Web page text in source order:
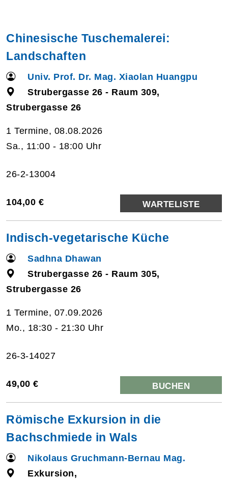
Chinesische Tuschemalerei:
Landschaften
Univ. Prof. Dr. Mag. Xiaolan Huangpu
Strubergasse 26 - Raum 309,
Strubergasse 26
1 Termine, 08.08.2026
Sa., 11:00 - 18:00 Uhr
26-2-13004
104,00 € WARTELISTE
Indisch-vegetarische Küche
Sadhna Dhawan
Strubergasse 26 - Raum 305,
Strubergasse 26
1 Termine, 07.09.2026
Mo., 18:30 - 21:30 Uhr
26-3-14027
49,00 € BUCHEN
Römische Exkursion in die
Bachschmiede in Wals
Nikolaus Gruchmann-Bernau Mag.
Exkursion,